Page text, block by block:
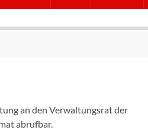
an den Verwaltungsrat der
abrufbar.